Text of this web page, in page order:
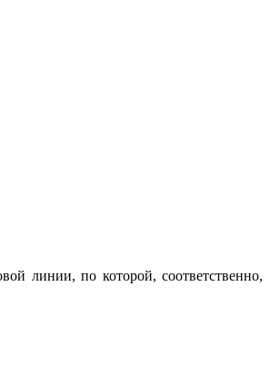
линии, по которой, соответственно,